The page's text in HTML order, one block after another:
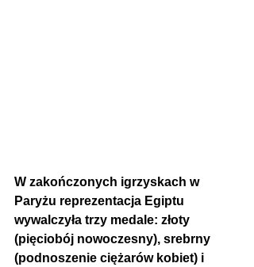
W zakończonych igrzyskach w
Paryżu reprezentacja Egiptu
wywalczyła trzy medale: złoty
(pięciobój nowoczesny), srebrny
(podnoszenie ciężarów kobiet) i